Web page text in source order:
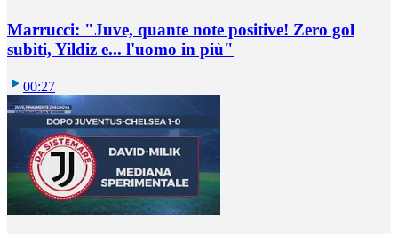
Marrucci: "Juve, quante note positive! Zero gol
subiti, Yildiz e... l'uomo in più"
00:27